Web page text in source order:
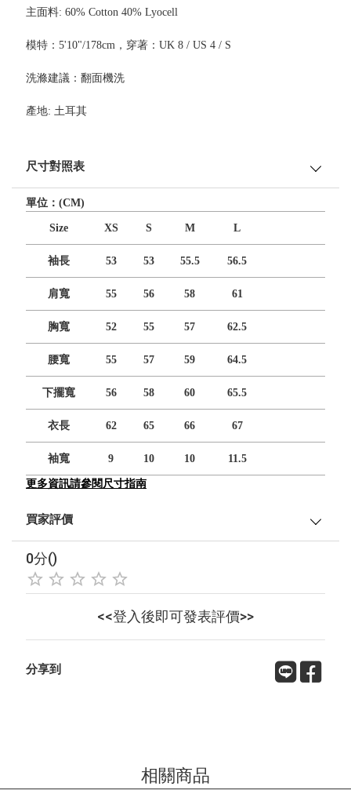
主面料: 60% Cotton 40% Lyocell
模特：5'10"/178cm，穿著：UK 8 / US 4 / S
洗滌建議：翻面機洗
產地: 土耳其
尺寸對照表
單位：(CM)
Size XS S M L
袖長 53 53 55.5 56.5
肩寬 55 56 58 61
胸寬 52 55 57 62.5
腰寬 55 57 59 64.5
下擺寬 56 58 60 65.5
衣長 62 65 66 67
袖寬 9 10 10 11.5
更多資訊請參閱尺寸指南
買家評價
0分()
<<登入後即可發表評價>>
分享到
相關商品